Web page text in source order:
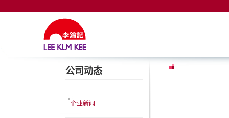
公司动态
企业新闻